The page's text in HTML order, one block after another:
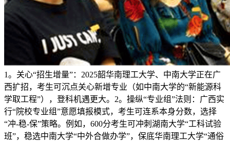
1。关心“招生增量”：2025韶华南理工大学、中南大学正在广
西扩招，考生可沉点关心新增专业（如中南大学的“新能源科
学取工程”），登科机遇更大。2。操纵“专业组”法则：广西实
行“院校专业组”意愿填报模式，考生可连系本身分数，选择
“冲-稳-保”策略。例如，600分考生可冲刺湖南大学“工科试验
班”，稳选中南大学“中外合做办学”，保底华南理工大学“通俗